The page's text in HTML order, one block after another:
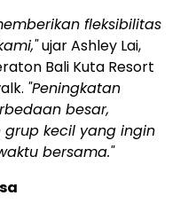
fleksibilitas
ujarAshley Lai,
Bali Kuta Resort
"Peningkatan
besar,
kecil yang ingin
bersama."